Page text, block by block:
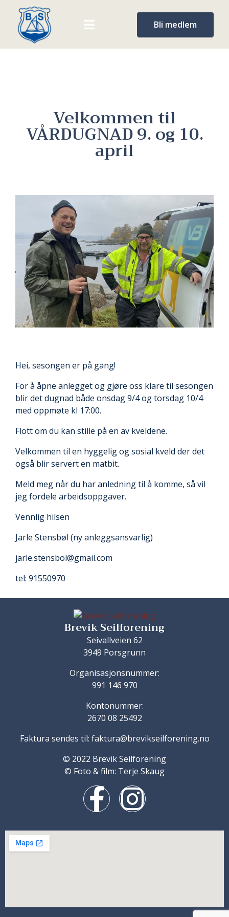
Bli medlem
Velkommen til
VÅRDUGNAD 9. og 10.
april
Hei, sesongen er på gang!
For å åpne anlegget og gjøre oss klare til sesongen
blir det dugnad både onsdag 9/4 og torsdag 10/4
med oppmøte kl 17:00.
Flott om du kan stille på en av kveldene.
Velkommen til en hyggelig og sosial kveld der det
også blir servert en matbit.
Meld meg når du har anledning til å komme, så vil
jeg fordele arbeidsoppgaver.
Vennlig hilsen
Jarle Stensbøl (ny anleggsansvarlig)
jarle.stensbol@gmail.com
tel: 91550970
Brevik Seilforening
Seivallveien 62
3949 Porsgrunn
Organisasjonsnummer:
991 146 970
Kontonummer:
2670 08 25492
Faktura sendes til: faktura@brevikseilforening.no
© 2022 Brevik Seilforening
© Foto & film: Terje Skaug